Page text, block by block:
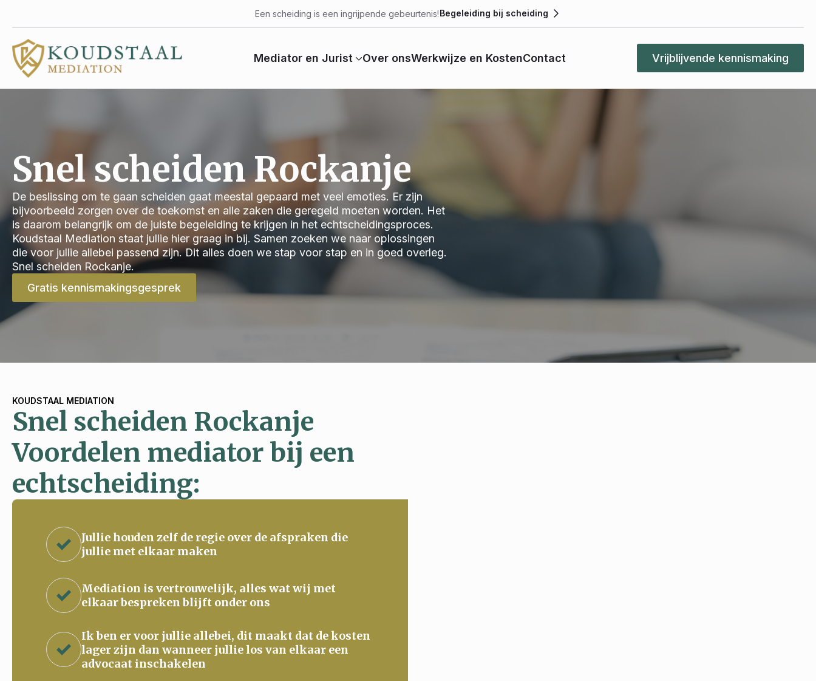
Een scheiding is een ingrijpende gebeurtenis!Begeleiding bij scheiding
Mediator en Jurist Over onsWerkwijze en KostenContact Vrijblijvende kennismaking
Snel scheiden Rockanje
De beslissing om te gaan scheiden gaat meestal gepaard met veel emoties. Er zijn
bijvoorbeeld zorgen over de toekomst en alle zaken die geregeld moeten worden. Het
is daarom belangrijk om de juiste begeleiding te krijgen in het echtscheidingsproces.
Koudstaal Mediation staat jullie hier graag in bij. Samen zoeken we naar oplossingen
die voor jullie allebei passend zijn. Dit alles doen we stap voor stap en in goed overleg.
Snel scheiden Rockanje.
Gratis kennismakingsgesprek
KOUDSTAAL MEDIATION
Snel scheiden Rockanje
Voordelen mediator bij een
echtscheiding:
Jullie houden zelf de regie over de afspraken die
jullie met elkaar maken
Mediation is vertrouwelijk, alles wat wij met
elkaar bespreken blijft onder ons
Ik ben er voor jullie allebei, dit maakt dat de kosten
lager zijn dan wanneer jullie los van elkaar een
advocaat inschakelen